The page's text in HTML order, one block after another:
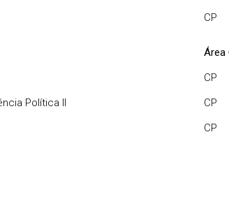
CP
Área
CP
Política II
CP
CP